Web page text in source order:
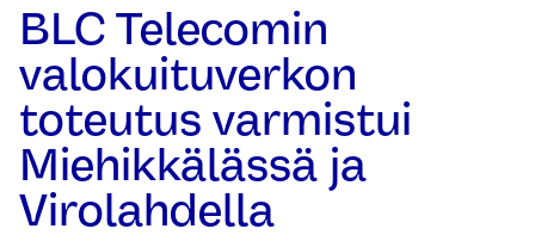
BLC Telecomin
valokuituverkon
toteutus varmistui
Miehikkälässä ja
Virolahdella